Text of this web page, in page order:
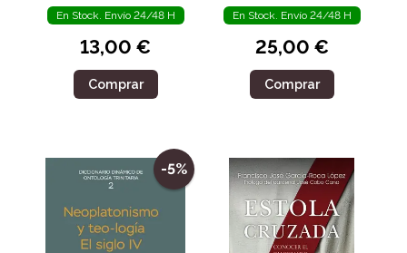
En Stock. Envío 24/48 H
13,00 €
Comprar
En Stock. Envío 24/48 H
25,00 €
Comprar
-5%